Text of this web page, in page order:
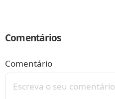
Comentários
Comentário